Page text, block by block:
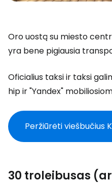
Oro uostą su miesto
yra bene pigiausia
Oficialius taksi ir taksi
hip ir "Yandex"
Peržiūrėti viešbučius
30 troleibusas